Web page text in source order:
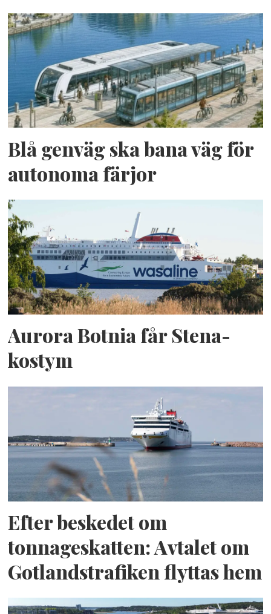
Blå genväg ska bana väg för
autonoma färjor
Aurora Botnia får Stena-
kostym
Efter beskedet om
tonnageskatten: Avtalet om
Gotlandstrafiken flyttas hem